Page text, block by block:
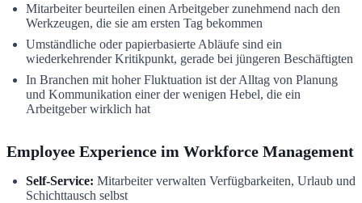
Mitarbeiter beurteilen einen Arbeitgeber zunehmend nach den
Werkzeugen, die sie am ersten Tag bekommen
Umständliche oder papierbasierte Abläufe sind ein
wiederkehrender Kritikpunkt, gerade bei jüngeren Beschäftigten
In Branchen mit hoher Fluktuation ist der Alltag von Planung
und Kommunikation einer der wenigen Hebel, die ein
Arbeitgeber wirklich hat
Employee Experience im Workforce Management
Self-Service: Mitarbeiter verwalten Verfügbarkeiten, Urlaub und
Schichttausch selbst